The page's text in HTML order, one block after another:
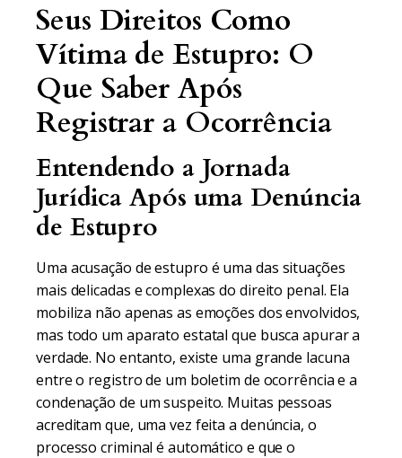
Seus Direitos Como
Vítima de Estupro: O
Que Saber Após
Registrar a Ocorrência
Entendendo a Jornada
Jurídica Após uma Denúncia
de Estupro
Uma acusação de estupro é uma das situações
mais delicadas e complexas do direito penal. Ela
mobiliza não apenas as emoções dos envolvidos,
mas todo um aparato estatal que busca apurar a
verdade. No entanto, existe uma grande lacuna
entre o registro de um boletim de ocorrência e a
condenação de um suspeito. Muitas pessoas
acreditam que, uma vez feita a denúncia, o
processo criminal é automático e que o